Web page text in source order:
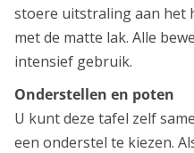
stoere uitstraling aan het
met de matte lak. Alle
intensief gebruik.
Onderstellen en poten
U kunt deze tafel zelf
een onderstel te kiezen.